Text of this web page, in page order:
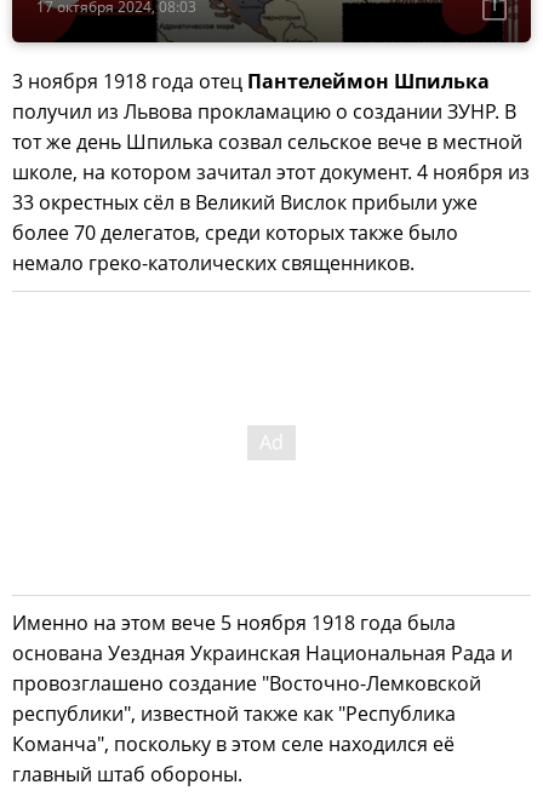
17 октября 2024, 08:03
3 ноября 1918 года отец Пантелеймон Шпилька
получил из Львова прокламацию о создании ЗУНР. В
тот же день Шпилька созвал сельское вече в местной
школе, на котором зачитал этот документ. 4 ноября из
33 окрестных сёл в Великий Вислок прибыли уже
более 70 делегатов, среди которых также было
немало греко-католических священников.
Именно на этом вече 5 ноября 1918 года была
основана Уездная Украинская Национальная Рада и
провозглашено создание "Восточно-Лемковской
республики", известной также как "Республика
Команча", поскольку в этом селе находился её
главный штаб обороны.